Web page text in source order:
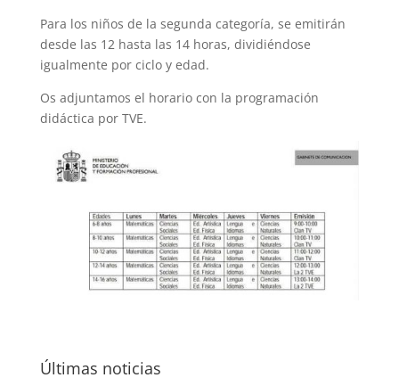
Para los niños de la segunda categoría, se emitirán
desde las 12 hasta las 14 horas, dividiéndose
igualmente por ciclo y edad.
Os adjuntamos el horario con la programación
didáctica por TVE.
Últimas noticias